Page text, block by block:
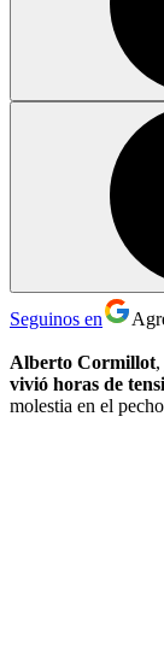
Seguinos en
Alberto Cormillot
vivió horas de
molestia en el